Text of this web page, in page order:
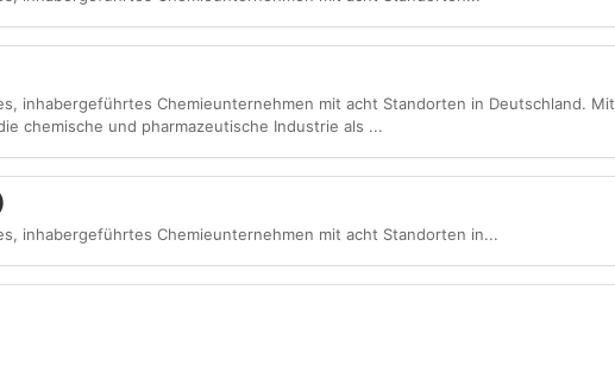
inhabergeführtes Chemieunternehmen mit acht Standorten in Deutschland. Mit
chemische und pharmazeutische Industrie als ...
inhabergeführtes Chemieunternehmen mit acht Standorten in...